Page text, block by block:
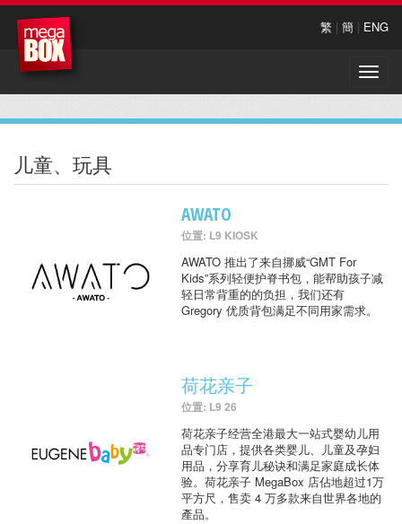
繁 | 簡 | ENG
Toggle
儿童、玩具
AWATO
位置: L9 KIOSK
AWATO 推出了来自挪威“GMT For
Kids”系列轻便护脊书包，能帮助孩子减
轻日常背重的的负担，我们还有
Gregory 优质背包满足不同用家需求。
荷花亲子
位置: L9 26
荷花亲子经营全港最大一站式婴幼儿用
品专门店，提供各类婴儿、儿童及孕妇
用品，分享育儿秘诀和满足家庭成长体
验。荷花亲子 MegaBox 店佔地超过1万
平方尺，售卖 4 万多款来自世界各地的
產品。